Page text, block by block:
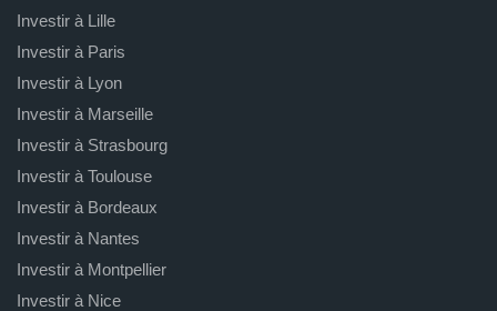
Investir à Lille
Investir à Paris
Investir à Lyon
Investir à Marseille
Investir à Strasbourg
Investir à Toulouse
Investir à Bordeaux
Investir à Nantes
Investir à Montpellier
Investir à Nice